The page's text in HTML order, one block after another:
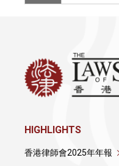
HIGHLIGHTS
香港律師會2025年年報